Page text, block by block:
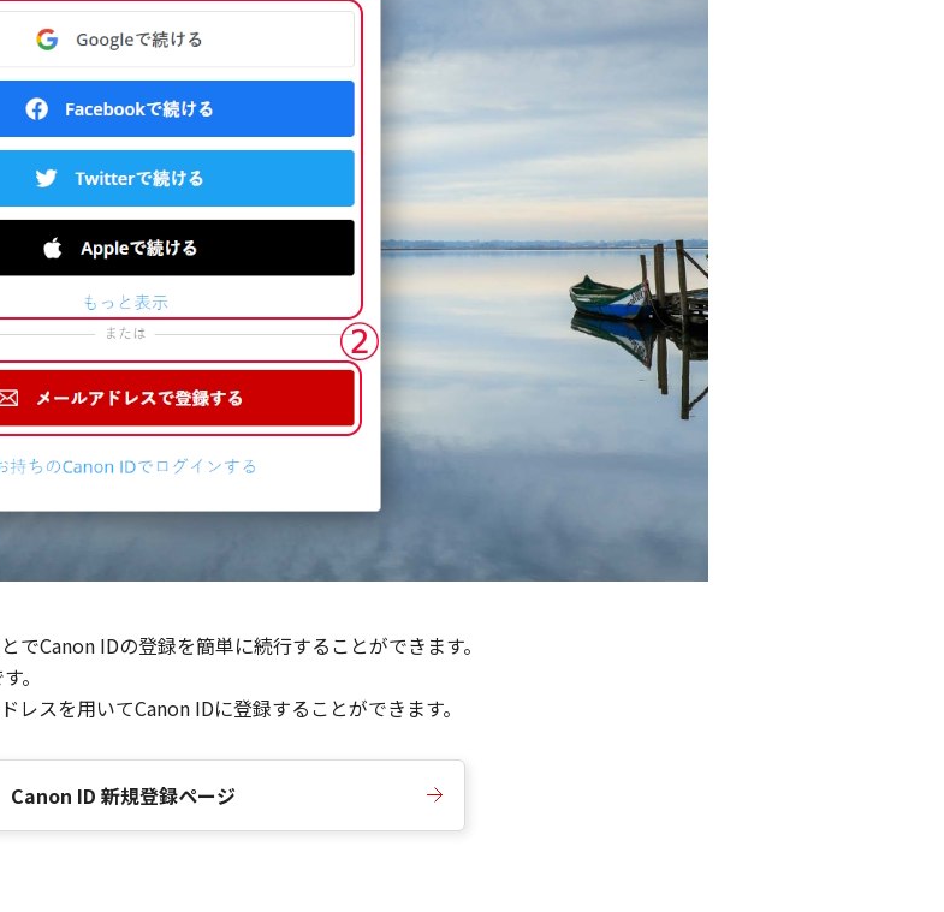
Canon IDの登録を簡単に続行することができます。
。
スを用いてCanon IDに登録することができます。
Canon ID 新規登録ページ